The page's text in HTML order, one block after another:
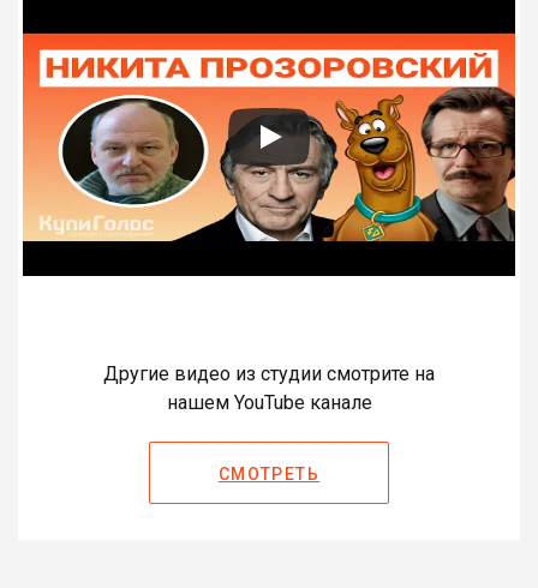
Другие видео из студии смотрите на
нашем YouTube канале
СМОТРЕТЬ